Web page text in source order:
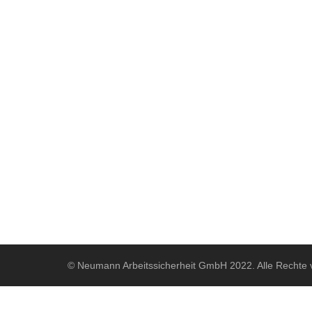
© Neumann Arbeitssicherheit GmbH 2022. Alle Rechte